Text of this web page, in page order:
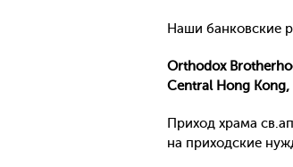
Наши банковские
Orthodox
Central Hong Kong,
Приход храма
на приходские